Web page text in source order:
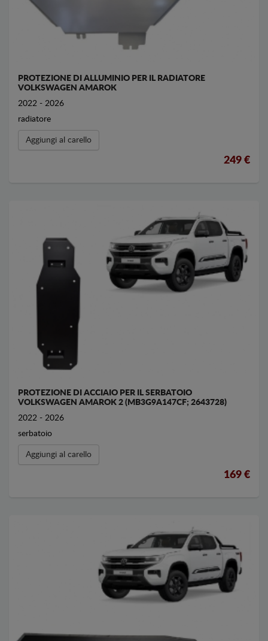
PROTEZIONE DI ALLUMINIO PER IL RADIATORE
VOLKSWAGEN AMAROK
2022 - 2026
radiatore
Aggiungi al carello
249 €
PROTEZIONE DI ACCIAIO PER IL SERBATOIO
VOLKSWAGEN AMAROK 2 (MB3G9A147CF; 2643728)
2022 - 2026
serbatoio
Aggiungi al carello
169 €